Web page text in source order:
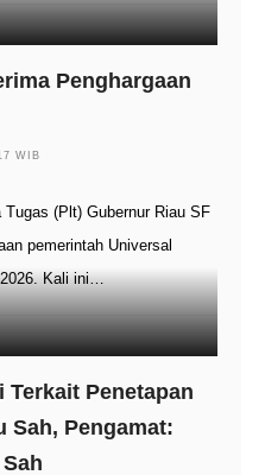
Penghargaan
WIB
(Plt) Gubernur Riau SF
pemerintah Universal
2026. Kali ini…
Terkait Penetapan
Sah, Pengamat: